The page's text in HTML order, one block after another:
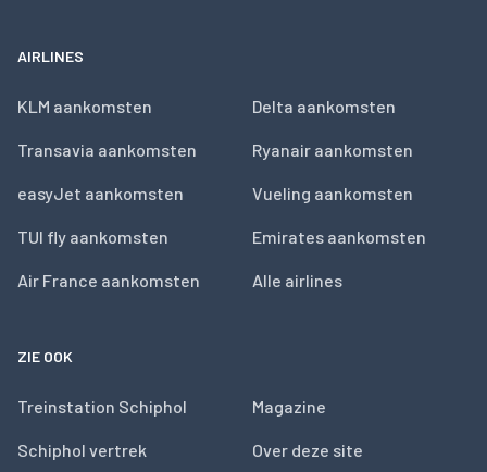
AIRLINES
KLM aankomsten
Transavia aankomsten
easyJet aankomsten
TUI fly aankomsten
Air France aankomsten
Delta aankomsten
Ryanair aankomsten
Vueling aankomsten
Emirates aankomsten
Alle airlines
ZIE OOK
Treinstation Schiphol
Schiphol vertrek
Magazine
Over deze site